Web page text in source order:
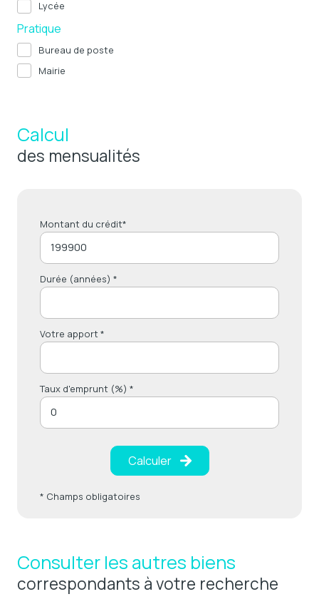
Lycée
Pratique
Bureau de poste
Mairie
Calcul
des mensualités
Montant du crédit*
Durée (années) *
Votre apport *
Taux d'emprunt (%) *
Calculer
* Champs obligatoires
Consulter les autres biens
correspondants à votre recherche